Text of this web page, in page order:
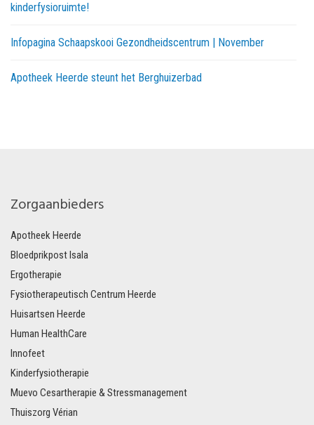
kinderfysioruimte!
Infopagina Schaapskooi Gezondheidscentrum | November
Apotheek Heerde steunt het Berghuizerbad
Zorgaanbieders
Apotheek Heerde
Bloedprikpost Isala
Ergotherapie
Fysiotherapeutisch Centrum Heerde
Huisartsen Heerde
Human HealthCare
Innofeet
Kinderfysiotherapie
Muevo Cesartherapie & Stressmanagement
Thuiszorg Vérian